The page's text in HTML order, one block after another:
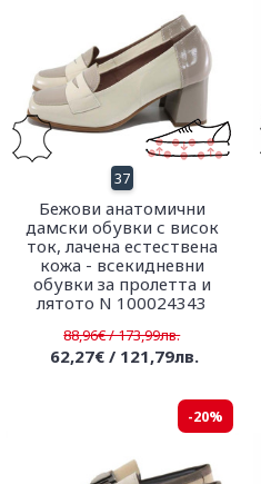
37
Бежови анатомични
дамски обувки с висок
ток, лачена естествена
кожа - всекидневни
обувки за пролетта и
лятото N 100024343
88,96€ / 173,99лв.
62,27€ / 121,79лв.
-20%